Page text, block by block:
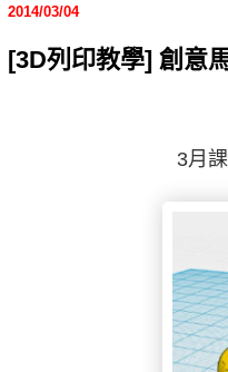
2014/03/04
[3D列印教學] 創意
3月